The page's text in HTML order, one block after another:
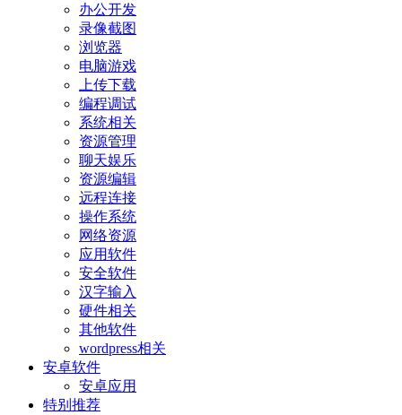
办公开发
录像截图
浏览器
电脑游戏
上传下载
编程调试
系统相关
资源管理
聊天娱乐
资源编辑
远程连接
操作系统
网络资源
应用软件
安全软件
汉字输入
硬件相关
其他软件
wordpress相关
安卓软件
安卓应用
特别推荐